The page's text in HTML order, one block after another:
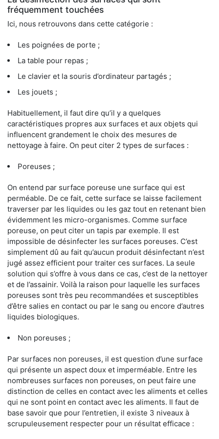
fréquemment touchées
Ici, nous retrouvons dans cette catégorie :
Les poignées de porte ;
La table pour repas ;
Le clavier et la souris d’ordinateur partagés ;
Les jouets ;
Habituellement, il faut dire qu’il y a quelques
caractéristiques propres aux surfaces et aux objets qui
influencent grandement le choix des mesures de
nettoyage à faire. On peut citer 2 types de surfaces :
Poreuses ;
On entend par surface poreuse une surface qui est
perméable. De ce fait, cette surface se laisse facilement
traverser par les liquides ou les gaz tout en retenant bien
évidemment les micro-organismes. Comme surface
poreuse, on peut citer un tapis par exemple. Il est
impossible de désinfecter les surfaces poreuses. C’est
simplement dû au fait qu’aucun produit désinfectant n’est
jugé assez efficient pour traiter ces surfaces. La seule
solution qui s’offre à vous dans ce cas, c’est de la nettoyer
et de l’assainir. Voilà la raison pour laquelle les surfaces
poreuses sont très peu recommandées et susceptibles
d’être salies en contact ou par le sang ou encore d’autres
liquides biologiques.
Non poreuses ;
Par surfaces non poreuses, il est question d’une surface
qui présente un aspect doux et imperméable. Entre les
nombreuses surfaces non poreuses, on peut faire une
distinction de celles en contact avec les aliments et celles
qui ne sont point en contact avec les aliments. Il faut de
base savoir que pour l’entretien, il existe 3 niveaux à
scrupuleusement respecter pour un résultat efficace :